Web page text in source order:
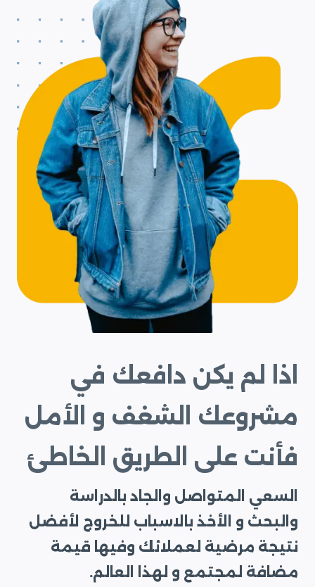
اذا لم يكن دافعك في
مشروعك الشغف و الأمل
فأنت على الطريق الخاطئ
السعي المتواصل والجاد بالدراسة
والبحث و الأخذ بالاسباب للخروج لأفضل
نتيجة مرضية لعملائك وفيها قيمة
مضافة لمجتمع و لهذا العالم.